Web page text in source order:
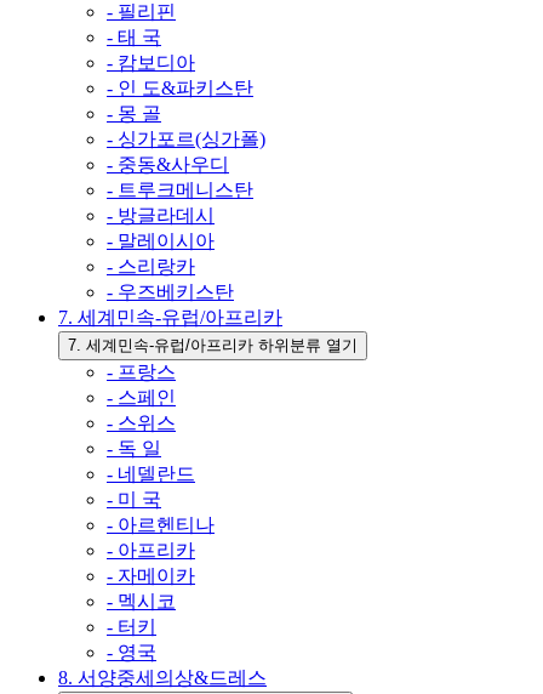
- 필리핀
- 태 국
- 캄보디아
- 인 도&파키스탄
- 몽 골
- 싱가포르(싱가폴)
- 중동&사우디
- 트루크메니스탄
- 방글라데시
- 말레이시아
- 스리랑카
- 우즈베키스탄
7. 세계민속-유럽/아프리카
7. 세계민속-유럽/아프리카 하위분류 열기
- 프랑스
- 스페인
- 스위스
- 독 일
- 네델란드
- 미 국
- 아르헨티나
- 아프리카
- 자메이카
- 멕시코
- 터키
- 영국
8. 서양중세의상&드레스